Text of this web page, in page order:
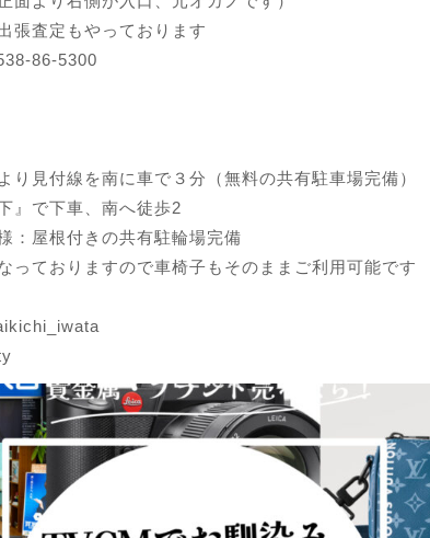
張査定もやっております
86-5300
り見付線を南に車で３分（無料の共有駐車場完備）
』で下車、南へ徒歩2
：屋根付きの共有駐輪場完備
っておりますので車椅子もそのままご利用可能です